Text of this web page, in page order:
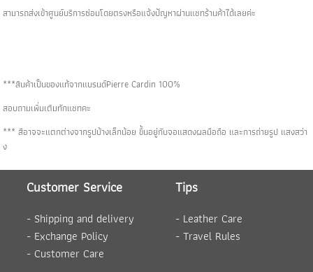
สามารถส่งเข้าศูนย์บริการซ่อมโดยตรงหรือแจ้งปัญหาผ่านแชทร้านค้าได้เลยค่ะ
***สินค้าเป็นของแท้จากแบรนด์Pierre Cardin 100%
สอบถามเพิ่มเติมทักแชทคะ
*** สีอาจจะแตกต่างจากรูปบ้างเล็กน้อย ขึ้นอยู่กับจอแสดงผลมือถือ และการถ่ายรูป แสงสว่า
ง
Customer Service
- Shipping and delivery
- Exchange Policy
- Customer Care
Tips
- Leather Care
- Travel Rules